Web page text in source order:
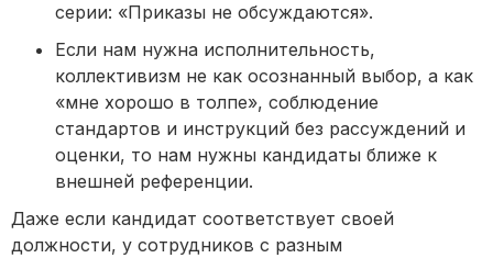
серии: «Приказы не обсуждаются».
Если нам нужна исполнительность,
коллективизм не как осознанный выбор, а как
«мне хорошо в толпе», соблюдение
стандартов и инструкций без рассуждений и
оценки, то нам нужны кандидаты ближе к
внешней референции.
Даже если кандидат соответствует своей
должности, у сотрудников с разным